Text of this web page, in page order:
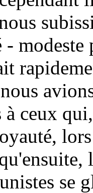
modeste
à ceux
se